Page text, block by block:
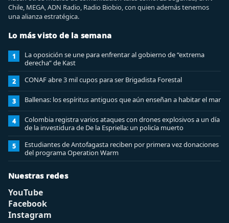
Chile, MEGA, ADN Radio, Radio Biobio, con quien además tenemos
una alianza estratégica.
Lo más visto de la semana
1
La oposición se une para enfrentar al gobierno de “extrema
derecha” de Kast
2 CONAF abre 3 mil cupos para ser Brigadista Forestal
3 Ballenas: los espíritus antiguos que aún enseñan a habitar el mar
4
Colombia registra varios ataques con drones explosivos a un día
de la investidura de De la Espriella: un policía muerto
5
Estudiantes de Antofagasta reciben por primera vez donaciones
del programa Operation Warm
Nuestras redes
YouTube
Facebook
Instagram